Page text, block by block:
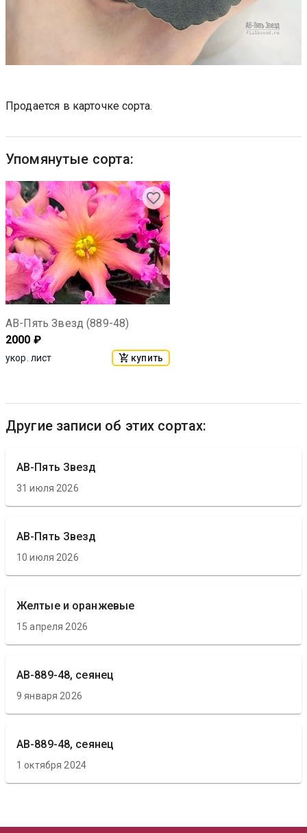
Продается в карточке сорта.
Упомянутые сорта:
АВ-Пять Звезд (889-48)
2000 ₽
укор. лист купить
Другие записи об этих сортах:
АВ-Пять Звезд
31 июля 2026
АВ-Пять Звезд
10 июля 2026
Желтые и оранжевые
15 апреля 2026
АВ-889-48, сеянец
9 января 2026
АВ-889-48, сеянец
1 октября 2024